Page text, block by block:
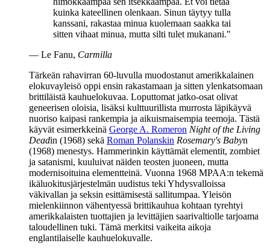
kuinka kateellinen olenkaan. Sinun täytyy tulla
kanssani, rakastaa minua kuolemaan saakka tai
sitten vihaat minua, mutta silti tulet mukanani."
— Le Fanu, Carmilla
Tärkeän rahavirran 60‑luvulla muodostanut amerikkalainen
elokuvayleisö oppi ensin rakastamaan ja sitten ylenkatsomaan
brittiläistä kauhuelokuvaa. Loputtomat jatko-osat olivat
geneerisen oloisia, lisäksi kulttuurillista murrosta läpikäyvä
nuoriso kaipasi rankempia ja aikuismaisempia teemoja. Tästä
käyvät esimerkkeinä George A. Romeron Night of the Living
Deadin (1968) sekä Roman Polanskin Rosemary's Babyn
(1968) menestys. Hammerinkin käyttämät elementit, zombiet
ja satanismi, kuuluivat näiden teosten juoneen, mutta
modernisoituina elementteinä. Vuonna 1968 MPAA:n tekemä
ikäluokitusjärjestelmän uudistus teki Yhdysvalloissa
väkivallan ja seksin esittämisestä sallitumpaa. Yleisön
mielenkiinnon vähentyessä brittikauhua kohtaan tyrehtyi
amerikkalaisten tuottajien ja levittäjien saarivaltiolle tarjoama
taloudellinen tuki. Tämä merkitsi vaikeita aikoja
englantilaiselle kauhuelokuvalle.